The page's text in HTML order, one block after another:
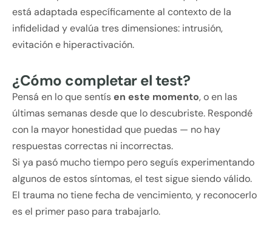
está adaptada específicamente al contexto de la
infidelidad y evalúa tres dimensiones: intrusión,
evitación e hiperactivación.
¿Cómo completar el test?
Pensá en lo que sentísen este momento, o en las
últimas semanas desde que lo descubriste. Respondé
con la mayor honestidad que puedas — no hay
respuestas correctas ni incorrectas.
Si ya pasó mucho tiempo pero seguís experimentando
algunos de estos síntomas, el test sigue siendo válido.
El trauma no tiene fecha de vencimiento, y reconocerlo
es el primer paso para trabajarlo.